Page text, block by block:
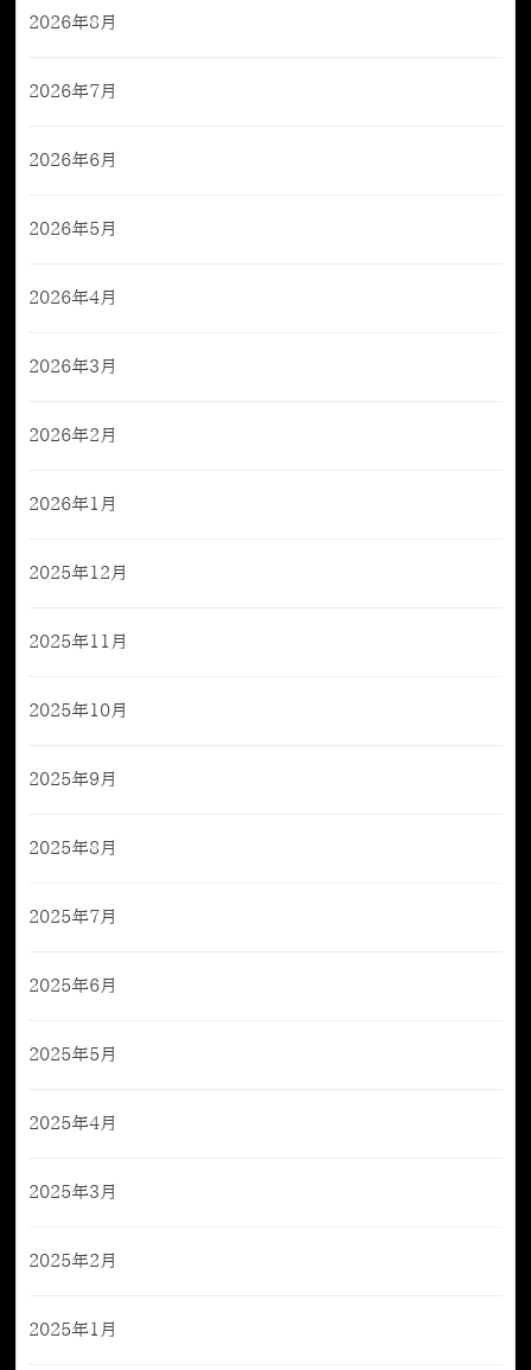
2026年8月
2026年7月
2026年6月
2026年5月
2026年4月
2026年3月
2026年2月
2026年1月
2025年12月
2025年11月
2025年10月
2025年9月
2025年8月
2025年7月
2025年6月
2025年5月
2025年4月
2025年3月
2025年2月
2025年1月